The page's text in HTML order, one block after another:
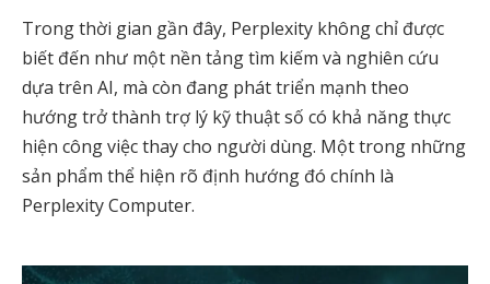
Trong thời gian gần đây, Perplexity không chỉ được
biết đến như một nền tảng tìm kiếm và nghiên cứu
dựa trên AI, mà còn đang phát triển mạnh theo
hướng trở thành trợ lý kỹ thuật số có khả năng thực
hiện công việc thay cho người dùng. Một trong những
sản phẩm thể hiện rõ định hướng đó chính là
Perplexity Computer.